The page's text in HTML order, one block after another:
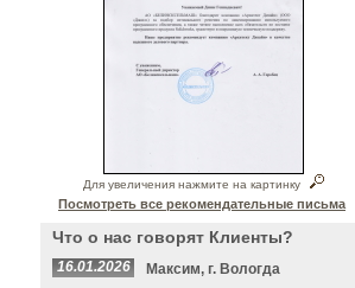
Для увеличения нажмите на картинку
Посмотреть все рекомендательные письма
Что о нас говорят Клиенты?
16.01.2026
Максим, г. Вологда